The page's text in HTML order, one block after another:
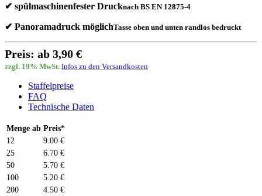
✔ spülmaschinenfester Drucknach BS EN 12875-4
✔ Panoramadruck möglichTasse oben und unten randlos bedruckt
Preis: ab 3,90 €
zzgl. 19% MwSt. Infos zu den Versandkosten
Staffelpreise
FAQ
Technische Daten
Menge ab Preis*
12
9.00 €
25
6.70 €
50
5.70 €
100
5.20 €
200
4.50 €